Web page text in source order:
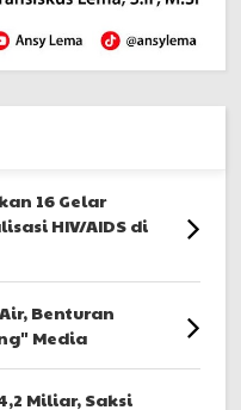
16 Gelar
HIV/AIDS di
Benturan
Media
Miliar, Saksi